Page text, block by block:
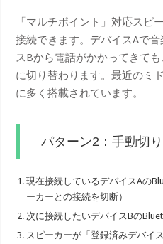
「マルチポイント」対応スピ
接続できます。デバイスAで
スBから電話がかかってきて
に切り替わります。最近のミ
に多く搭載されています。
パターン2：手動切
現在接続しているデバイスAの
ーカーとの接続を切断）
次に接続したいデバイスBの
スピーカーが「登録済みデバイ